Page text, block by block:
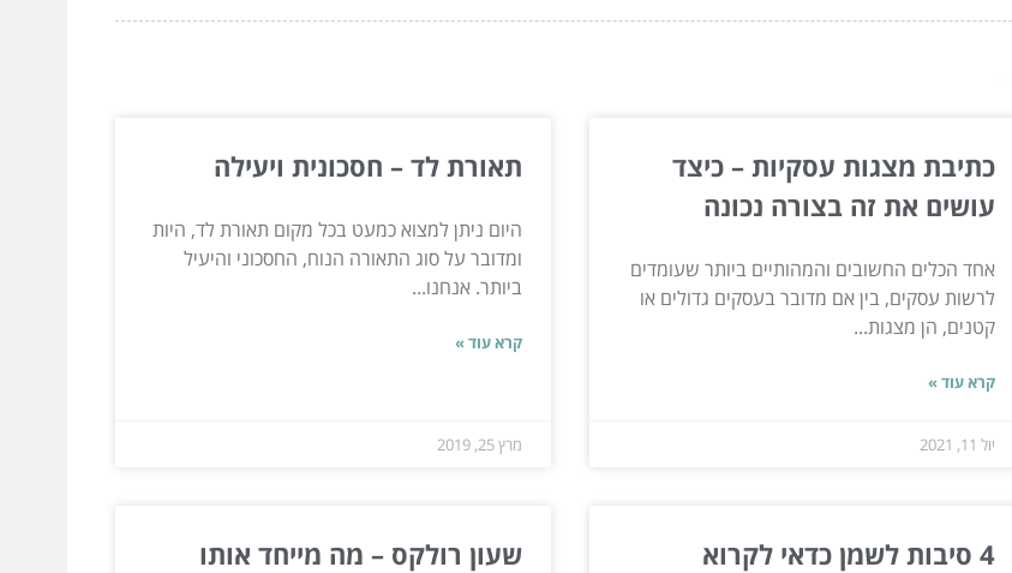
כתיבת מצגות עסקיות – כיצד
עושים את זה בצורה נכונה
אחד הכלים החשובים והמהותיים ביותר שעומדים
לרשות עסקים, בין אם מדובר בעסקים גדולים או
קטנים, הן מצגות...
קרא עוד »
יול 11, 2021
תאורת לד – חסכונית ויעילה
היום ניתן למצוא כמעט בכל מקום תאורת לד, היות
ומדובר על סוג התאורה הנוח, החסכוני והיעיל
ביותר. אנחנו...
קרא עוד »
מרץ 25, 2019
4 סיבות לשמן כדאי לקרוא
שעון רולקס – מה מייחד אותו